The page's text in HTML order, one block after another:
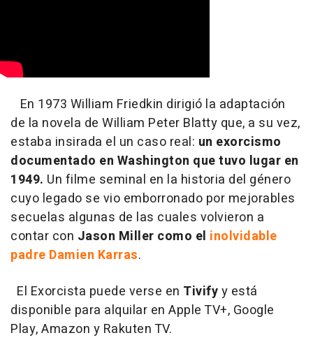
En 1973 William Friedkin dirigió la adaptación
de la novela de William Peter Blatty que, a su vez,
estaba insirada el un caso real: un exorcismo
documentado en Washington que tuvo lugar en
1949. Un filme seminal en la historia del género
cuyo legado se vio emborronado por mejorables
secuelas algunas de las cuales volvieron a
contar con Jason Miller como el inolvidable
padre Damien Karras.
El Exorcista puede verse en Tivifyy está
disponible para alquilar en Apple TV+, Google
Play, Amazon y Rakuten TV.